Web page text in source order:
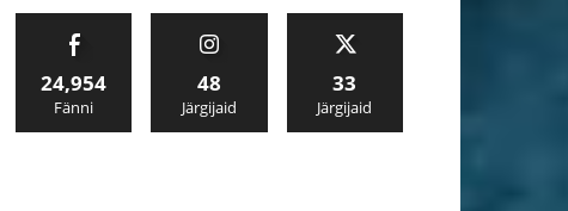
24,954
Fänni
48
Järgijaid
33
Järgijaid